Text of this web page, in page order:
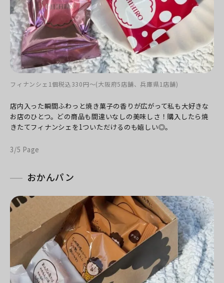
フィナンシェ1個税込330円〜(大阪府5店舗、兵庫県1店舗)
店内入った瞬間ふわっと焼き菓子の香りが広がって私も大好きな
お店のひとつ。 どの商品も間違いなしの美味しさ！ 購入したら焼
きたてフィナンシェを1ついただけるのも嬉しい◎。
3/5 Page
おかんパン